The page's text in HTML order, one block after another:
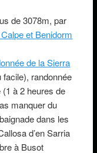
de 3078m, par
et Benidorm
de la Sierra
randonnée
(1 à 2 heures de
manquer du
dans les
d’en Sarria
à Busot